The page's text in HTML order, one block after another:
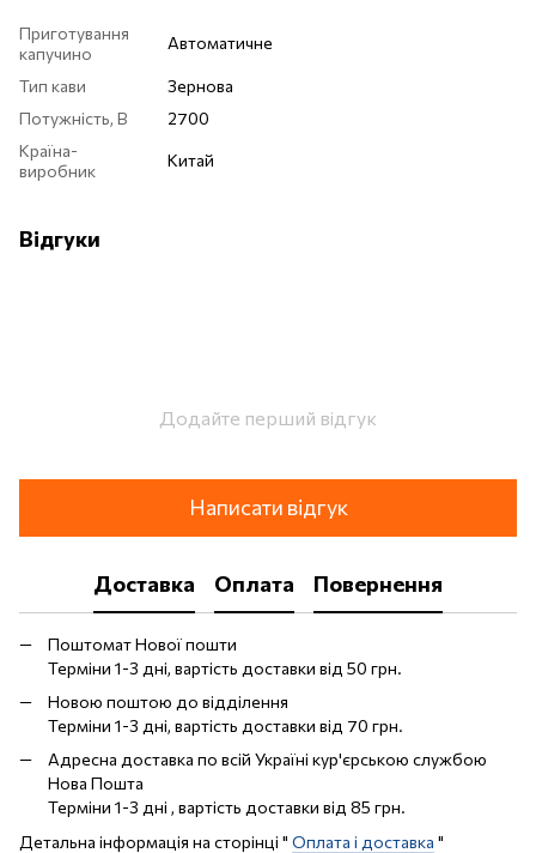
Приготування
капучино
Автоматичне
Тип кави
Зернова
Потужність, В
2700
Країна-
виробник
Китай
Відгуки
Додайте перший відгук
Написати відгук
Доставка Оплата Повернення
Поштомат Нової пошти
Терміни 1-3 дні, вартість доставки від 50 грн.
Новою поштою до відділення
Терміни 1-3 дні, вартість доставки від 70 грн.
Адресна доставка по всій Україні кур'єрською службою
Нова Пошта
Терміни 1-3 дні , вартість доставки від 85 грн.
Детальна інформація на сторінці " Оплата і доставка "